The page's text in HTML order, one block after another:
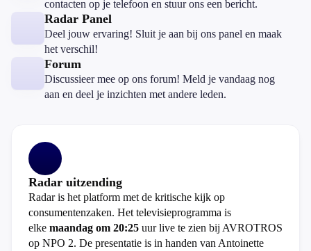
contacten op je telefoon en stuur ons een bericht.
Radar Panel
Deel jouw ervaring! Sluit je aan bij ons panel en maak
het verschil!
Forum
Discussieer mee op ons forum! Meld je vandaag nog
aan en deel je inzichten met andere leden.
Radar uitzending
Radar is het platform met de kritische kijk op
consumentenzaken. Het televisieprogramma is
elke maandag om 20:25 uur live te zien bij AVROTROS
op NPO 2. De presentatie is in handen van Antoinette